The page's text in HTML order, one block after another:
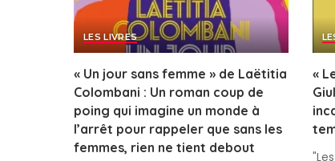
LES LIVRES
« Un jour sans femme » de Laëtitia
Colombani : Un roman coup de
poing qui imagine un monde à
l’arrêt pour rappeler que sans les
femmes, rien ne tient debout
«